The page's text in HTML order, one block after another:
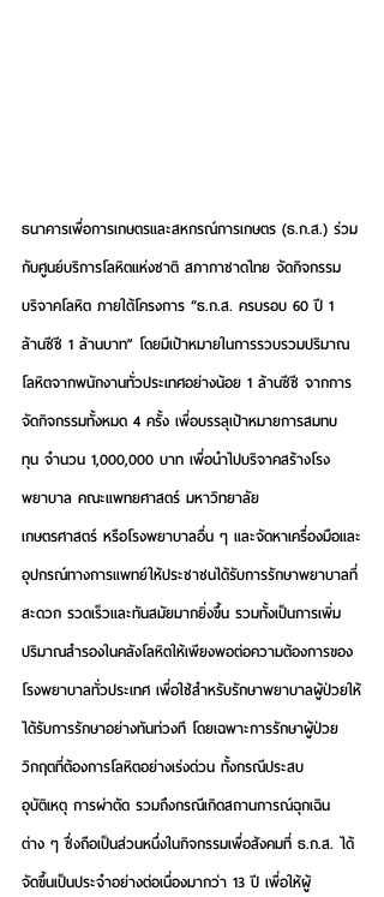
ธนาคารเพื่อการเกษตรและสหกรณ์การเกษตร (ธ.ก.ส.) ร่วม
กับศูนย์บริการโลหิตแห่งชาติ สภากาชาดไทย จัดกิจกรรม
บริจาคโลหิต ภายใต้โครงการ “ธ.ก.ส. ครบรอบ 60 ปี 1
ล้านซีซี 1 ล้านบาท” โดยมีเป้าหมายในการรวบรวมปริมาณ
โลหิตจากพนักงานทั่วประเทศอย่างน้อย 1 ล้านซีซี จากการ
จัดกิจกรรมทั้งหมด 4 ครั้ง เพื่อบรรลุเป้าหมายการสมทบ
ทุน จำนวน 1,000,000 บาท เพื่อนำไปบริจาคสร้างโรง
พยาบาล คณะแพทยศาสตร์ มหาวิทยาลัย
เกษตรศาสตร์ หรือโรงพยาบาลอื่น ๆ และจัดหาเครื่องมือและ
อุปกรณ์ทางการแพทย์ให้ประชาชนได้รับการรักษาพยาบาลที่
สะดวก รวดเร็วและทันสมัยมากยิ่งขึ้น รวมทั้งเป็นการเพิ่ม
ปริมาณสำรองในคลังโลหิตให้เพียงพอต่อความต้องการของ
โรงพยาบาลทั่วประเทศ เพื่อใช้สำหรับรักษาพยาบาลผู้ป่วยให้
ได้รับการรักษาอย่างทันท่วงที โดยเฉพาะการรักษาผู้ป่วย
วิกฤตที่ต้องการโลหิตอย่างเร่งด่วน ทั้งกรณีประสบ
อุบัติเหตุ การผ่าตัด รวมถึงกรณีเกิดสถานการณ์ฉุกเฉิน
ต่าง ๆ ซึ่งถือเป็นส่วนหนึ่งในกิจกรรมเพื่อสังคมที่ ธ.ก.ส. ได้
จัดขึ้นเป็นประจำอย่างต่อเนื่องมากว่า 13 ปี เพื่อให้ผู้